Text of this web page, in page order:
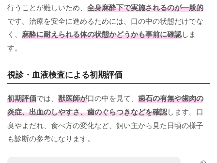
行うことが難しいため、 全身麻酔下で実施されるのが一般的
です。治療を安全に進めるためには、口の中の状態だけでな
く、 麻酔に耐えられる体の状態かどうかも事前に確認しま
す。
視診・血液検査による初期評価
初期評価では、 獣医師が口の中を見て、 歯石の有無や歯肉の
炎症、出血のしやすさ、歯のぐらつきなどを確認します。口
臭やよだれ、食べ方の変化など、飼い主から見た日頃の様子
も診断の参考になります。